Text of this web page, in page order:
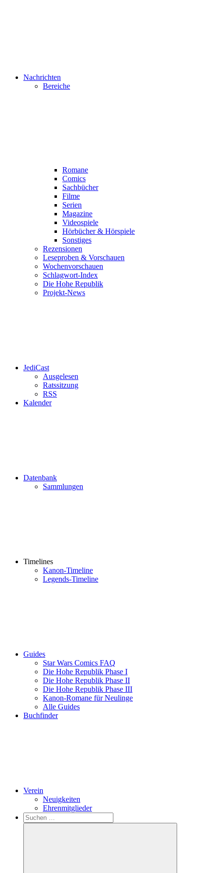
Nachrichten
Bereiche
Romane
Comics
Sachbücher
Filme
Serien
Magazine
Videospiele
Hörbücher & Hörspiele
Sonstiges
Rezensionen
Leseproben & Vorschauen
Wochenvorschauen
Schlagwort-Index
Die Hohe Republik
Projekt-News
JediCast
Ausgelesen
Ratssitzung
RSS
Kalender
Datenbank
Sammlungen
Timelines
Kanon-Timeline
Legends-Timeline
Guides
Star Wars Comics FAQ
Die Hohe Republik Phase I
Die Hohe Republik Phase II
Die Hohe Republik Phase III
Kanon-Romane für Neulinge
Alle Guides
Buchfinder
Verein
Neuigkeiten
Ehrenmitglieder
Search
Suchen
nach: